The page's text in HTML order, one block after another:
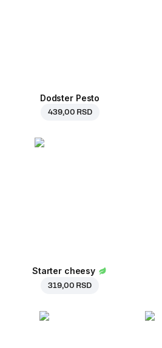
Dodster Pesto
439,00 RSD
Starter cheesy
319,00 RSD